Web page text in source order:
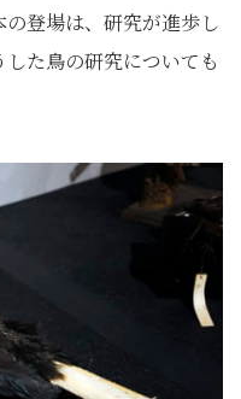
登場は、研究が進歩し
た鳥の研究についても